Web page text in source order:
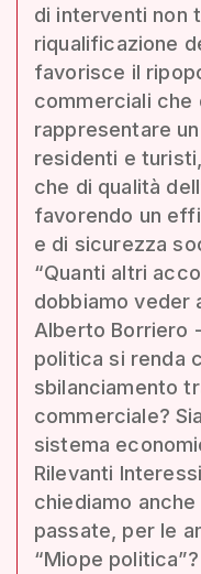
di interventi non
riqualificazione
favorisce il
commerciali che
rappresentare
residenti e
che di qualità
favorendo un
e di sicurezza
“Quanti altri
dobbiamo veder
Alberto Borriero
politica si renda
sbilanciamento
commerciale?
sistema
Rilevanti
chiediamo
passate, per le
“Miope